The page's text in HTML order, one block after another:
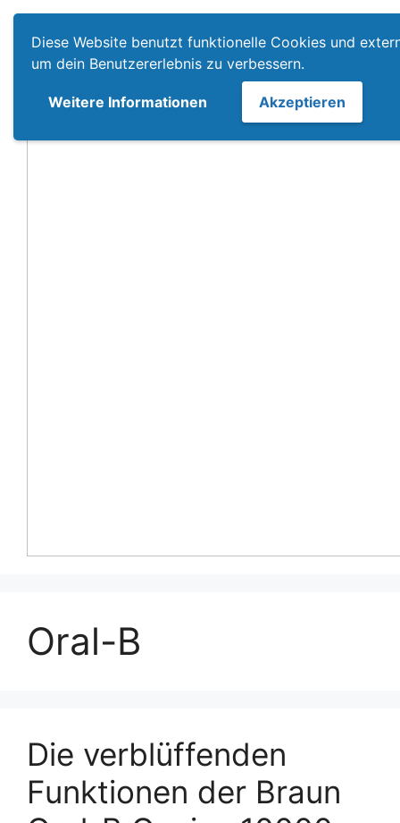
Diese Website benutzt funktionelle Cookies und
um dein Benutzererlebnis zu verbessern.
Weitere Informationen Akzeptieren
Zum
Inhalt
Oral-B
Die verblüffenden
Funktionen der Braun